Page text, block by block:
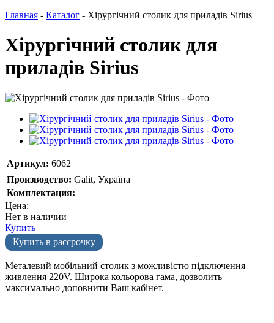
Главная - Каталог - Хірургічний столик для приладів Sirius
Хірургічний столик для
приладів Sirius
Артикул: 6062
Производство: Galit, Україна
Комплектация:
Цена:
Нет в наличии
Купить
Купить в рассрочку
Металевий мобільний столик з можливістю підключення
живлення 220V. Широка кольорова гама, дозволить
максимально доповнити Ваш кабінет.